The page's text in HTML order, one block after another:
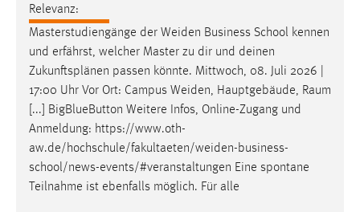
Relevanz:
Masterstudiengänge der Weiden Business School kennen
und erfährst, welcher Master zu dir und deinen
Zukunftsplänen passen könnte. Mittwoch, 08. Juli 2026 |
17:00 Uhr Vor Ort: Campus Weiden, Hauptgebäude, Raum
[...] BigBlueButton Weitere Infos, Online-Zugang und
Anmeldung: https://www.oth-
aw.de/hochschule/fakultaeten/weiden-business-
school/news-events/#veranstaltungen Eine spontane
Teilnahme ist ebenfalls möglich. Für alle
verwendet, um personalisierte Werbung anzuzeigen.
Sie tun dies, indem sie Besucher über Websites
hinweg verfolgen.
Google Ads
Name:
_gcl_au
Anbieter:
Google Ireland Limited